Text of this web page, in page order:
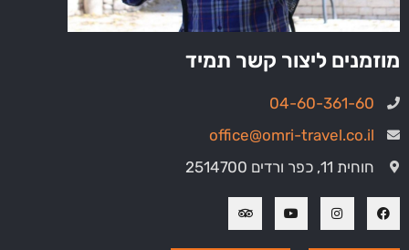
מוזמנים ליצור קשר תמיד
04-60-361-60
office@omri-travel.co.il
חוחית 11, כפר ורדים 2514700